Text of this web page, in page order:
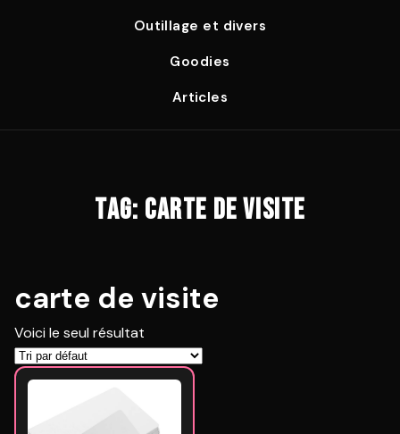
Outillage et divers
Goodies
Articles
TAG: CARTE DE VISITE
carte de visite
Voici le seul résultat